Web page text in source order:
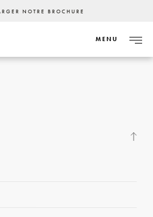
NOTRE BROCHURE
MENU